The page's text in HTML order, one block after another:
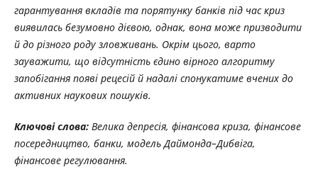
гарантування вкладів та порятунку банків під час криз
виявилась безумовно дієвою, однак, вона може призводити
й до різного роду зловживань. Окрім цього, варто
зауважити, що відсутність єдино вірного алгоритму
запобігання появі рецесій й надалі спонукатиме вчених до
активних наукових пошуків.
Ключові слова: Велика депресія, фінансова криза, фінансове
посередництво, банки, модель Даймонда–Дибвіга,
фінансове регулювання.